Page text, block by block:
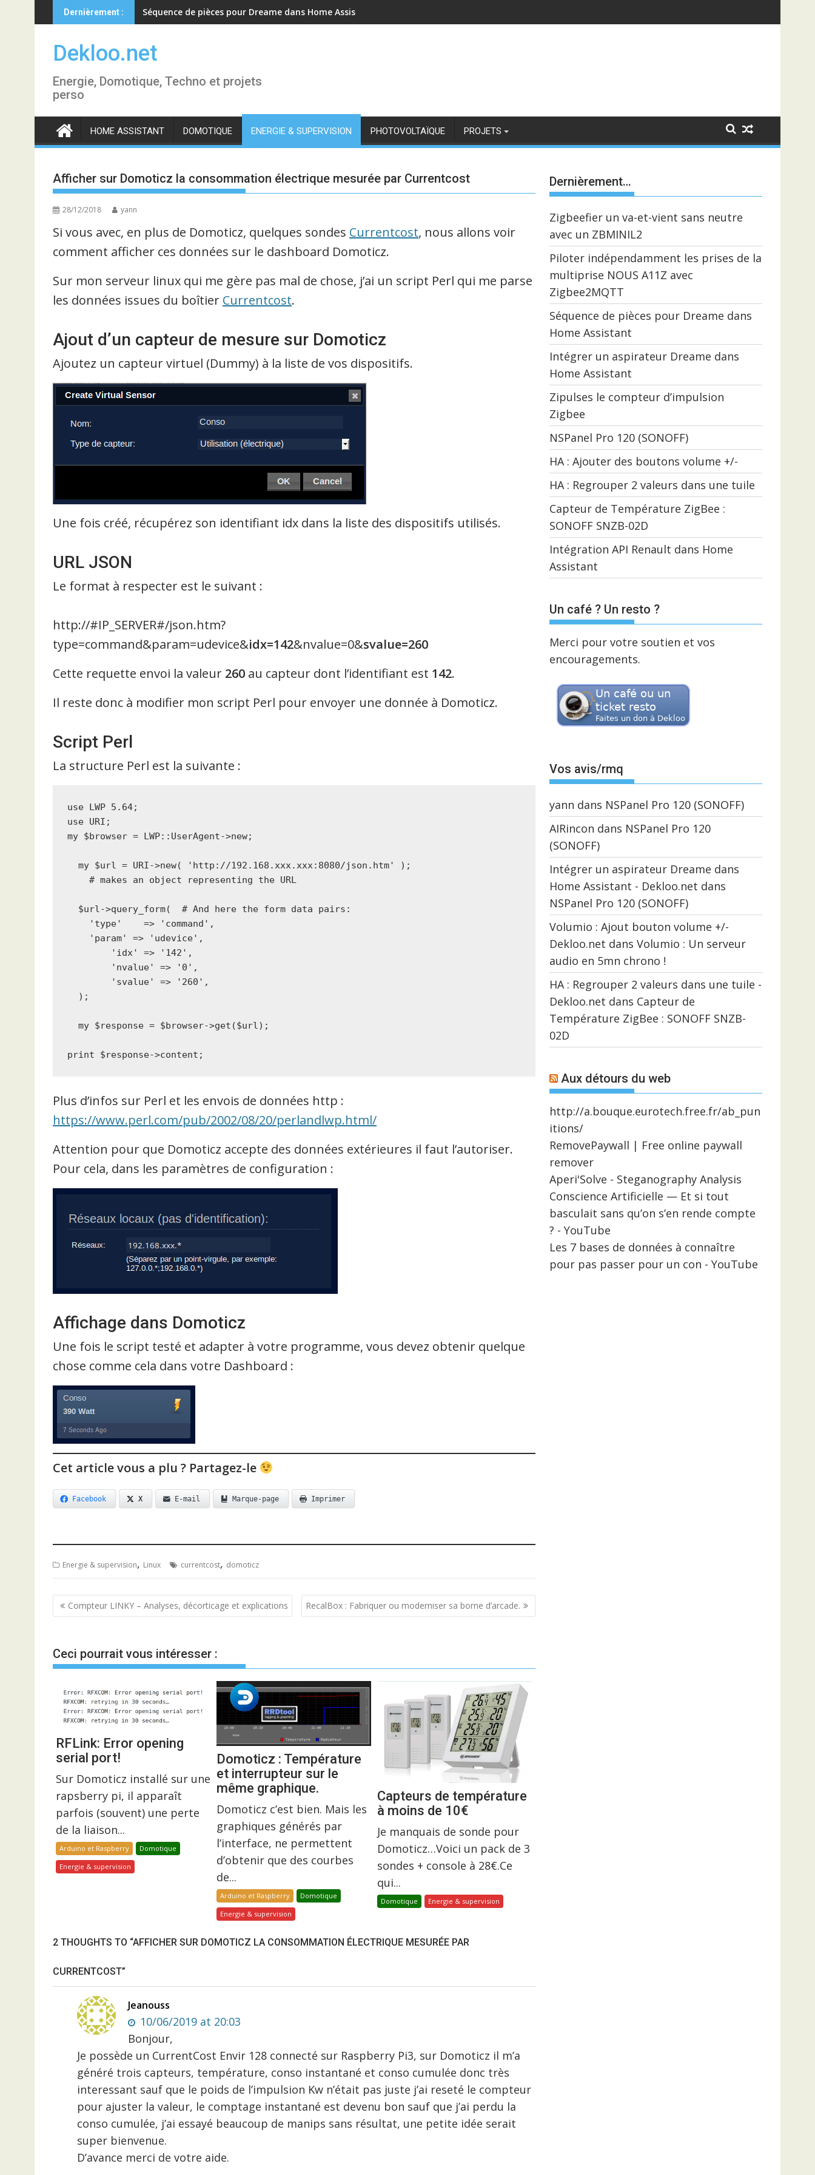
to
content
Dernièrement : Séquence de pièces pour Dreame dans Home Assistant
Dekloo.net
Energie, Domotique, Techno et projets
perso
HOME ASSISTANT DOMOTIQUE ENERGIE & SUPERVISION PHOTOVOLTAÏQUE PROJETS
Afficher sur Domoticz la consommation électrique mesurée par Currentcost
28/12/2018 yann
Si vous avec, en plus de Domoticz, quelques sondes Currentcost, nous allons voir
comment afficher ces données sur le dashboard Domoticz.
Sur mon serveur linux qui me gère pas mal de chose, j’ai un script Perl qui me parse
les données issues du boîtier Currentcost.
Ajout d’un capteur de mesure sur Domoticz
Ajoutez un capteur virtuel (Dummy) à la liste de vos dispositifs.
Une fois créé, récupérez son identifiant idx dans la liste des dispositifs utilisés.
URL JSON
Le format à respecter est le suivant :
http://#IP_SERVER#/json.htm?
type=command&param=udevice&idx=142&nvalue=0&svalue=260
Cette requette envoi la valeur 260 au capteur dont l’identifiant est 142.
Il reste donc à modifier mon script Perl pour envoyer une donnée à Domoticz.
Script Perl
La structure Perl est la suivante :
use LWP 5.64;
use URI;
my $browser = LWP::UserAgent->new;
print $response->content;
Plus d’infos sur Perl et les envois de données http :
https://www.perl.com/pub/2002/08/20/perlandlwp.html/
Attention pour que Domoticz accepte des données extérieures il faut l’autoriser.
Pour cela, dans les paramètres de configuration :
Affichage dans Domoticz
Une fois le script testé et adapter à votre programme, vous devez obtenir quelque
chose comme cela dans votre Dashboard :
Cet article vous a plu ? Partagez-le
Facebook X E-mail Marque-page Imprimer
Energie & supervision, Linux currentcost, domoticz
Navigation
l’article
Compteur LINKY – Analyses, décorticage et explications RecalBox : Fabriquer ou moderniser sa borne d’arcade.
Ceci pourrait vous intéresser :
RFLink: Error opening
serial port!
Sur Domoticz installé sur une
rapsberry pi, il apparaît
parfois (souvent) une perte
de la liaison...
Arduino et Raspberry
Domotique
Energie & supervision
Domoticz : Température
et interrupteur sur le
même graphique.
Domoticz c’est bien. Mais les
graphiques générés par
l’interface, ne permettent
d’obtenir que des courbes
de...
Arduino et Raspberry
Domotique
Energie & supervision
Capteurs de température
à moins de 10€
Je manquais de sonde pour
Domoticz…Voici un pack de 3
sondes + console à 28€.Ce
qui...
Domotique Energie & supervision
2 THOUGHTS TO “AFFICHER SUR DOMOTICZ LA CONSOMMATION ÉLECTRIQUE MESURÉE PAR
CURRENTCOST”
Jeanouss
10/06/2019 at 20:03
Bonjour,
Je possède un CurrentCost Envir 128 connecté sur Raspberry Pi3, sur Domoticz il m’a
généré trois capteurs, température, conso instantané et conso cumulée donc très
interessant sauf que le poids de l’impulsion Kw n’était pas juste j’ai reseté le compteur
pour ajuster la valeur, le comptage instantané est devenu bon sauf que j’ai perdu la
conso cumulée, j’ai essayé beaucoup de manips sans résultat, une petite idée serait
super bienvenue.
D’avance merci de votre aide.
Dernièrement…
Zigbeefier un va-et-vient sans neutre
avec un ZBMINIL2
Piloter indépendamment les prises de la
multiprise NOUS A11Z avec
Zigbee2MQTT
Séquence de pièces pour Dreame dans
Home Assistant
Intégrer un aspirateur Dreame dans
Home Assistant
Zipulses le compteur d’impulsion
Zigbee
NSPanel Pro 120 (SONOFF)
HA : Ajouter des boutons volume +/-
HA : Regrouper 2 valeurs dans une tuile
Capteur de Température ZigBee :
SONOFF SNZB-02D
Intégration API Renault dans Home
Assistant
Un café ? Un resto ?
Merci pour votre soutien et vos
encouragements.
Vos avis/rmq
yann dans NSPanel Pro 120 (SONOFF)
AIRincon dans NSPanel Pro 120
(SONOFF)
Intégrer un aspirateur Dreame dans
Home Assistant - Dekloo.net dans
NSPanel Pro 120 (SONOFF)
Volumio : Ajout bouton volume +/-
Dekloo.net dans Volumio : Un serveur
audio en 5mn chrono !
HA : Regrouper 2 valeurs dans une tuile -
Dekloo.net dans Capteur de
Température ZigBee : SONOFF SNZB-
02D
Aux détours du web
http://a.bouque.eurotech.free.fr/ab_pun
itions/
RemovePaywall | Free online paywall
remover
Aperi'Solve - Steganography Analysis
Conscience Artificielle — Et si tout
basculait sans qu’on s’en rende compte
? - YouTube
Les 7 bases de données à connaître
pour pas passer pour un con - YouTube